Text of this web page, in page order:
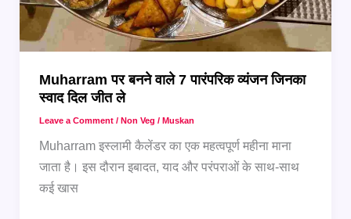
Muharram पर बनने वाले 7 पारंपरिक व्यंजन जिनका
स्वाद दिल जीत ले
Leave a Comment / Non Veg / Muskan
Muharram इस्लामी कैलेंडर का एक महत्वपूर्ण महीना माना
जाता है। इस दौरान इबादत, याद और परंपराओं के साथ-साथ
कई खास